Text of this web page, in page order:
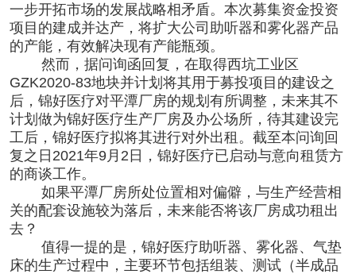
一步开拓市场的发展战略相矛盾。本次募集资金投资
项目的建成并达产，将扩大公司助听器和雾化器产品
的产能，有效解决现有产能瓶颈。
然而，据问询函回复，在取得西坑工业区
GZK2020-83地块并计划将其用于募投项目的建设之
后，锦好医疗对平潭厂房的规划有所调整，未来其不
计划做为锦好医疗生产厂房及办公场所，待其建设完
工后，锦好医疗拟将其进行对外出租。截至本问询回
复之日2021年9月2日，锦好医疗已启动与意向租赁方
的商谈工作。
如果平潭厂房所处位置相对偏僻，与生产经营相
关的配套设施较为落后，未来能否将该厂房成功租出
去？
值得一提的是，锦好医疗助听器、雾化器、气垫
床的生产过程中，主要环节包括组装、测试（半成品